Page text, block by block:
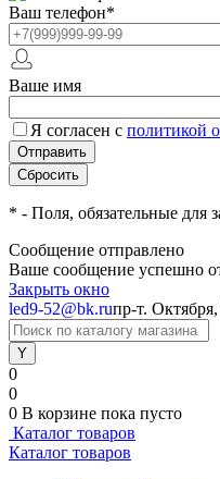
Ваш телефон*
Ваше имя
Я согласен с политикой
* - Поля, обязательные для
Сообщение отправлено
Ваше сообщение успешно
Закрыть окно
led9-52@bk.ruпр-т.
0
0
0 В корзине пока пусто
Каталог товаров
Каталог товаров